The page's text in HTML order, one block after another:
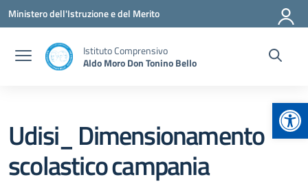
Vai ai contenuti
Vai al menu di navigazione
Vai al footer
Ministero dell'Istruzione e del Merito
Istituto Comprensivo
Aldo Moro Don Tonino Bello
Udisi_ Dimensionamento
scolastico campania